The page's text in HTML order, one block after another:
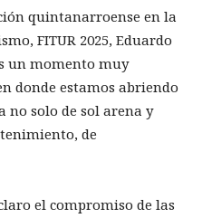
quintanarroense en la
FITUR 2025, Eduardo
un momento muy
donde estamos abriendo
no solo de sol arena y
de
el compromiso de las